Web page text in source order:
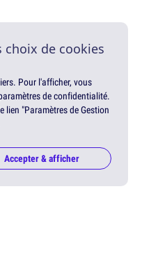
choix de cookies
Pour l'afficher, vous
de confidentialité.
lien "Paramètres de Gestion
Accepter & afficher